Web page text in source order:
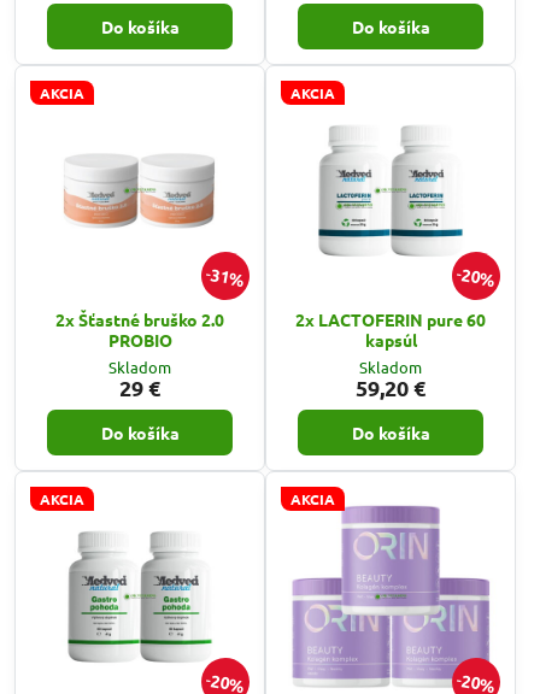
Do košíka Do košíka
31%
AKCIA
2x Šťastné bruško 2.0
PROBIO
Skladom
29 €
Do košíka
20%
AKCIA
2x LACTOFERIN pure 60
kapsúl
Skladom
59,20 €
Do košíka
20%
AKCIA
20%
AKCIA